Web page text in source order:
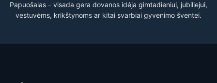
Papuošalas – visada gera dovanos idėja gimtadieniui, jubiliejui,
vestuvėms, krikštynoms ar kitai svarbiai gyvenimo šventei.